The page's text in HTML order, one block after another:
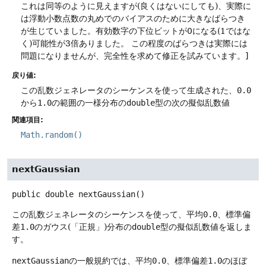
これは同等のように見えますが(良くはないにしても)、実際に
は浮動小数点数の丸めでのバイアスのために大きなばらつき
が生じていました。有効数字の下位ビットが0になる(1ではな
く)可能性が3倍ありました。
この程度のばらつきは実際には
問題になりませんが、完全性を求めて修正を試みています。]
戻り値:
この乱数ジェネレータのシーケンスを使って生成された、 0.0
から1.0の範囲の一様分布のdouble型の次の擬似乱数値
関連項目:
Math.random()
nextGaussian
public double nextGaussian()
この乱数ジェネレータのシーケンスを使って、平均0.0 、標準偏
差1.0のガウス(「正規」)分布のdouble型の擬似乱数値を返しま
す。
nextGaussianの一般規約では、平均0.0 、標準偏差1.0のほぼ